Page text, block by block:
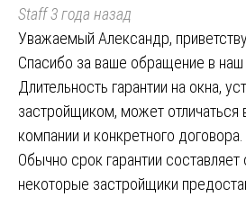
Staff3 года назад
Уважаемый Александр,
Спасибо за ваше обращение в наш
Длительность гарантии на окна,
застройщиком, может отличаться
компании и конкретного договора.
Обычно срок гарантии составляет
некоторые застройщики